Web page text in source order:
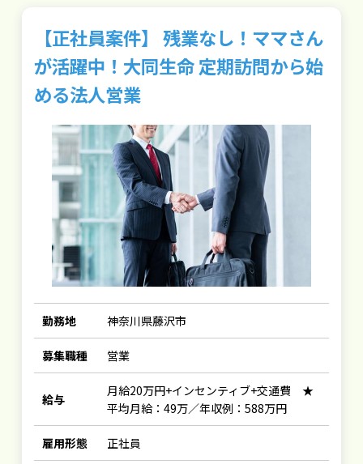
【正社員案件】 残業なし！ママさん
が活躍中！大同生命 定期訪問から始
める法人営業
勤務地 神奈川県藤沢市
募集職種 営業
給与
月給20万円+インセンティブ+交通費 ★
平均月給：49万／年収例：588万円
雇用形態 正社員